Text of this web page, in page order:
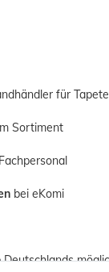
für
Sortiment
Fachpersonal
bei eKomi